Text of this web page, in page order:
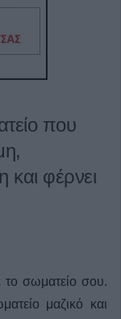
που
και φέρνει
σωματείο σου.
μαζικό και